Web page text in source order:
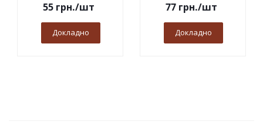
55грн./шт
Докладно
77грн./шт
Докладно